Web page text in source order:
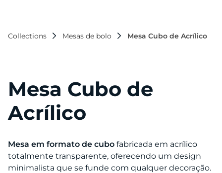
Collections Mesas de bolo Mesa Cubo de Acrílico
Mesa Cubo de
Acrílico
Mesa em formato de cubo fabricada em acrílico
totalmente transparente, oferecendo um design
minimalista que se funde com qualquer decoração.